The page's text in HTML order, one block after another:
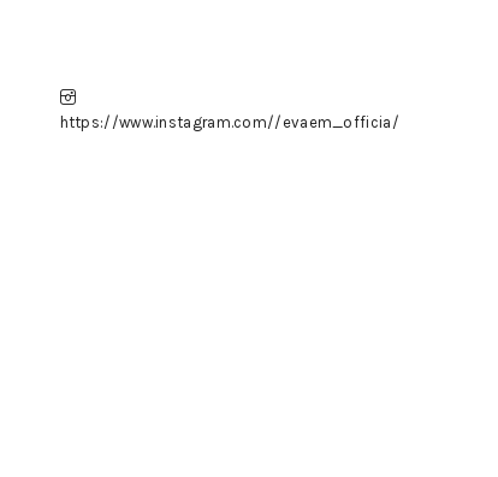
https://www.instagram.com//evaem_officia/